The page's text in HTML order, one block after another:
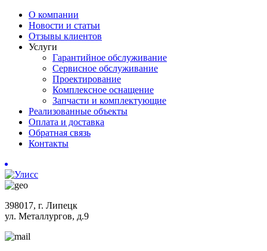
О компании
Новости и статьи
Отзывы клиентов
Услуги
Гарантийное обслуживание
Сервисное обслуживание
Проектирование
Комплексное оснащение
Запчасти и комплектующие
Реализованные объекты
Оплата и доставка
Обратная связь
Контакты
398017, г. Липецк
ул. Металлургов, д.9